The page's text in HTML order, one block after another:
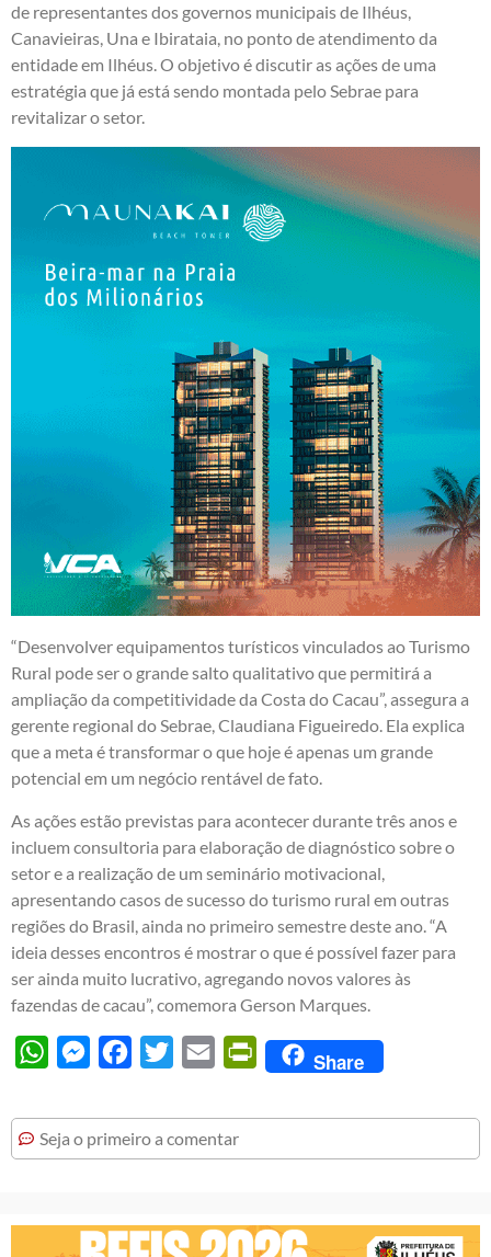
de representantes dos governos municipais de Ilhéus,
Canavieiras, Una e Ibirataia, no ponto de atendimento da
entidade em Ilhéus. O objetivo é discutir as ações de uma
estratégia que já está sendo montada pelo Sebrae para
revitalizar o setor.
“Desenvolver equipamentos turísticos vinculados ao Turismo
Rural pode ser o grande salto qualitativo que permitirá a
ampliação da competitividade da Costa do Cacau”, assegura a
gerente regional do Sebrae, Claudiana Figueiredo. Ela explica
que a meta é transformar o que hoje é apenas um grande
potencial em um negócio rentável de fato.
As ações estão previstas para acontecer durante três anos e
incluem consultoria para elaboração de diagnóstico sobre o
setor e a realização de um seminário motivacional,
apresentando casos de sucesso do turismo rural em outras
regiões do Brasil, ainda no primeiro semestre deste ano. “A
ideia desses encontros é mostrar o que é possível fazer para
ser ainda muito lucrativo, agregando novos valores às
fazendas de cacau”, comemora Gerson Marques.
WhatsAppMessengerFacebook
Twitter Email PrintFriendly
Share
Seja o primeiro a comentar